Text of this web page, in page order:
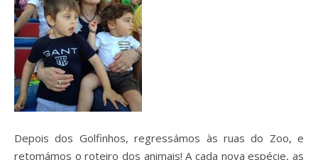
Depois dos Golfinhos, regressámos às ruas do Zoo, e
retomámos o roteiro dos animais! A cada nova espécie, as